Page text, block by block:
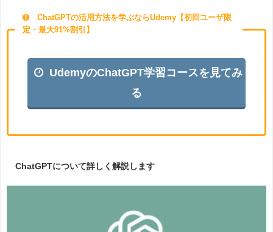
ChatGPTの活用方法を学ぶならUdemy【初回ユーザ限
定・最大91%割引】
UdemyのChatGPT学習コースを見てみ
る
ChatGPTについて詳しく解説します